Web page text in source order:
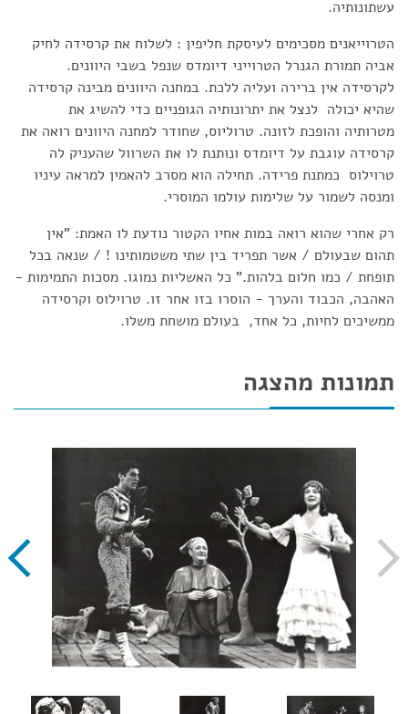
עשתונותיה.
הטרוייאנים מסכימים לעיסקת חליפין : לשלוח את קרסידה לחיק
אביה תמורת הגנרל הטרוייני דיומדס שנפל בשבי היוונים.
לקרסידה אין ברירה ועליה ללכת. במחנה היוונים מבינה קרסידה
שהיא יכולה לנצל את יתרונותיה הגופניים כדי להשיג את
מטרותיה והופכת לזונה. טרוליוס, שחודר למחנה היוונים רואה את
קרסידה עוגבת על דיומדס ונותנת לו את השרוול שהעניק לה
טרוילוס כמתנת פרידה. תחילה הוא מסרב להאמין למראה עיניו
ומנסה לשמור על שלימות עולמו המוסרי.
רק אחרי שהוא רואה במות אחיו הקטור נודעת לו האמת: "אין
תהום שבעולם / אשר תפריד בין שתי משטמותינו ! / שנאה בכל
תופחת / כמו חלום בלהות." כל האשליות נמוגו. מסכות התמימות -
האהבה, הכבוד והערך - הוסרו בזו אחר זו. טרוילוס וקרסידה
ממשיכים לחיות, כל אחד, בעולם מושחת משלו.
תמונות מהצגה